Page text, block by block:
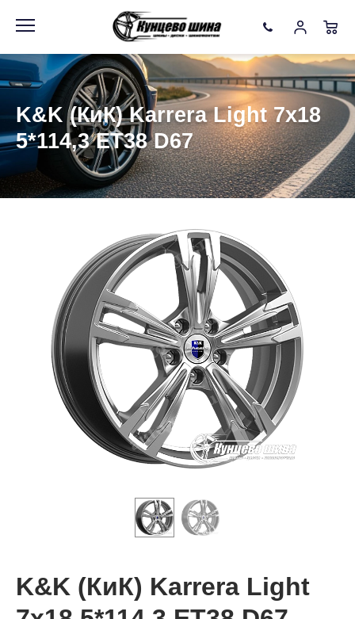
K&K (КиК) Karrera Light 7x18
5*114,3 ET38 D67
K&K (КиК) Karrera Light
Информация Фото товара